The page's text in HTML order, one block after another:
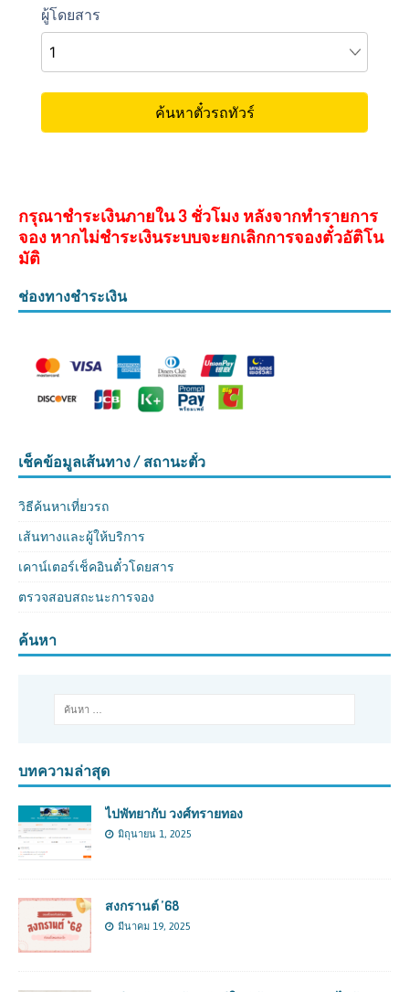
กรุณาชำระเงินภายใน 3 ชั่วโมง หลังจากทำรายการ
จอง หากไม่ชำระเงินระบบจะยกเลิกการจองตั๋วอัติโน
มัติ
ช่องทางชำระเงิน
เช็คข้อมูลเส้นทาง / สถานะตั๋ว
วิธีค้นหาเที่ยวรถ
เส้นทางและผู้ให้บริการ
เคาน์เตอร์เช็คอินตั๋วโดยสาร
ตรวจสอบสถะนะการจอง
ค้นหา
บทความล่าสุด
ไปพัทยากับ วงศ์ทรายทอง
มิถุนายน 1, 2025
สงกรานต์ ’68
มีนาคม 19, 2025